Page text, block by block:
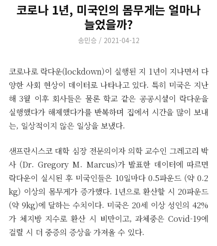
코로나 1년, 미국인의 몸무게는 얼마나
늘었을까?
Author
송민승
Posted
2021-04-12
코로나로 락다운(lockdown)이 실행된 지 1년이 지나면서 다
양한 사회 현상이 데이터로 나타나고 있다. 특히 미국은 지난
해 3월 이후 회사들은 물론 학교 같은 공공시설이 락다운을
실행했다가 해제했다가를 반복하며 집에서 시간을 많이 보내
는, 일상적이지 않은 일상을 보냈다.
샌프란시스코 대학 심장 전문의이자 의학 교수인 그레고리 박
사 (Dr. Gregory M. Marcus)가 발표한 데이터에 따르면
락다운이 실시된 후 미국인들은 10일마다 0.5파운드 (약 0.2
kg) 이상의 몸무게가 증가했다. 1년으로 환산할 시 20파운드
(약 9kg)에 달하는 수치이다. 미국은 20세 이상 성인의 42%
가 체지방 지수로 환산 시 비만이고, 과체중은 Covid-19에
걸릴 시 더 중증의 증상을 가져올 수 있다.